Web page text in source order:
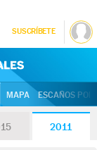
SUSCRÍBETE
MAPA ESCAÑOS
2011